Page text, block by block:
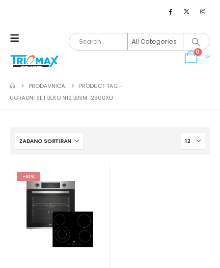
0
PRODAVNICA
PRODUCT TAG -
UGRADNI SET BEKO N12 BBSM 12300XD
-10%